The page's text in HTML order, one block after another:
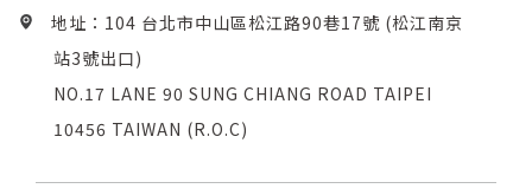
地址：104 台北市中山區松江路90巷17號 (松江南京
站3號出口)
NO.17 LANE 90 SUNG CHIANG ROAD TAIPEI
10456 TAIWAN (R.O.C)